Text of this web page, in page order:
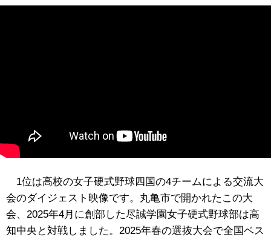
1位は高校の女子硬式野球四国の4チームによる交流大
会のダイジェスト映像です。丸亀市で開かれたこの大
会、2025年4月に創部した尽誠学園女子硬式野球部は高
知中央と対戦しました。2025年春の選抜大会で全国ベス